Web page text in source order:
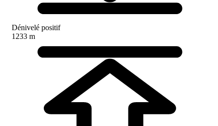
Dénivelé positif
1233 m